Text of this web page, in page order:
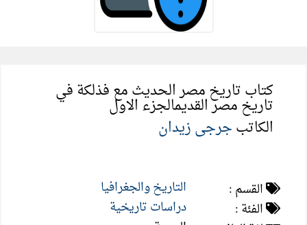
كتاب تاريخ مصر الحديث مع فذلكة في
تاريخ مصر القديمالجزء الاول
الكاتبجرجى زيدان
القسم :
التاريخ والجغرافيا
الفئة :
دراسات تاريخية